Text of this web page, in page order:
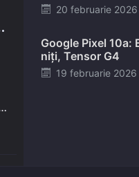
Posted
20 februarie 2026
Google Pixel 10a:
niți, Tensor G4
Posted
19 februarie 2026